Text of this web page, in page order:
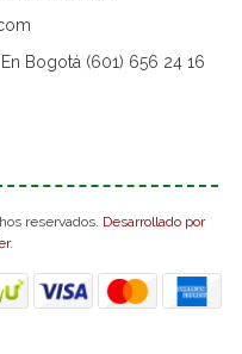
Bogotá (601) 656 24 16
reservados. Desarrollado por
.